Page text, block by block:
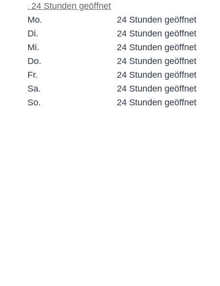
: 24 Stunden geöffnet
Mo.
24 Stunden geöffnet
Di.
24 Stunden geöffnet
Mi.
24 Stunden geöffnet
Do.
24 Stunden geöffnet
Fr.
24 Stunden geöffnet
Sa.
24 Stunden geöffnet
So.
24 Stunden geöffnet